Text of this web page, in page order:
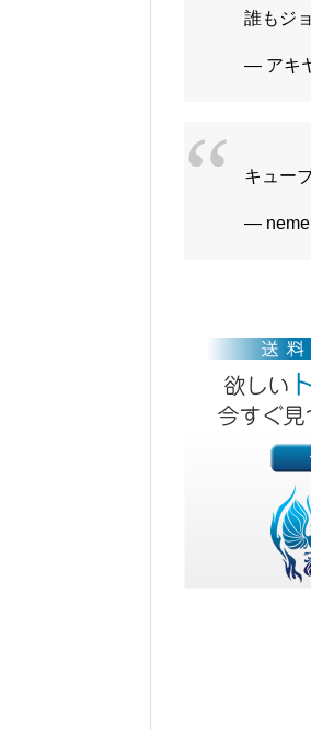
誰もジ
— アキ
キュー
—